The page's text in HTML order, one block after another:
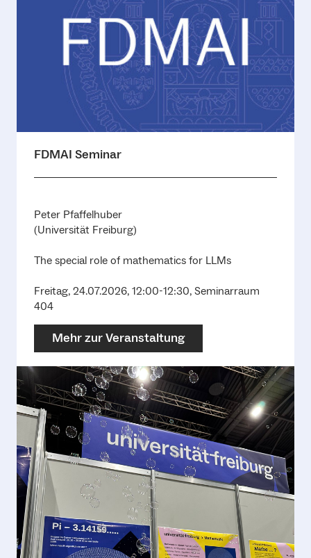
FDMAI Seminar
Peter Pfaffelhuber
(Universität Freiburg)
The special role of mathematics for LLMs
Freitag, 24.07.2026, 12:00-12:30, Seminarraum
404
Mehr zur Veranstaltung